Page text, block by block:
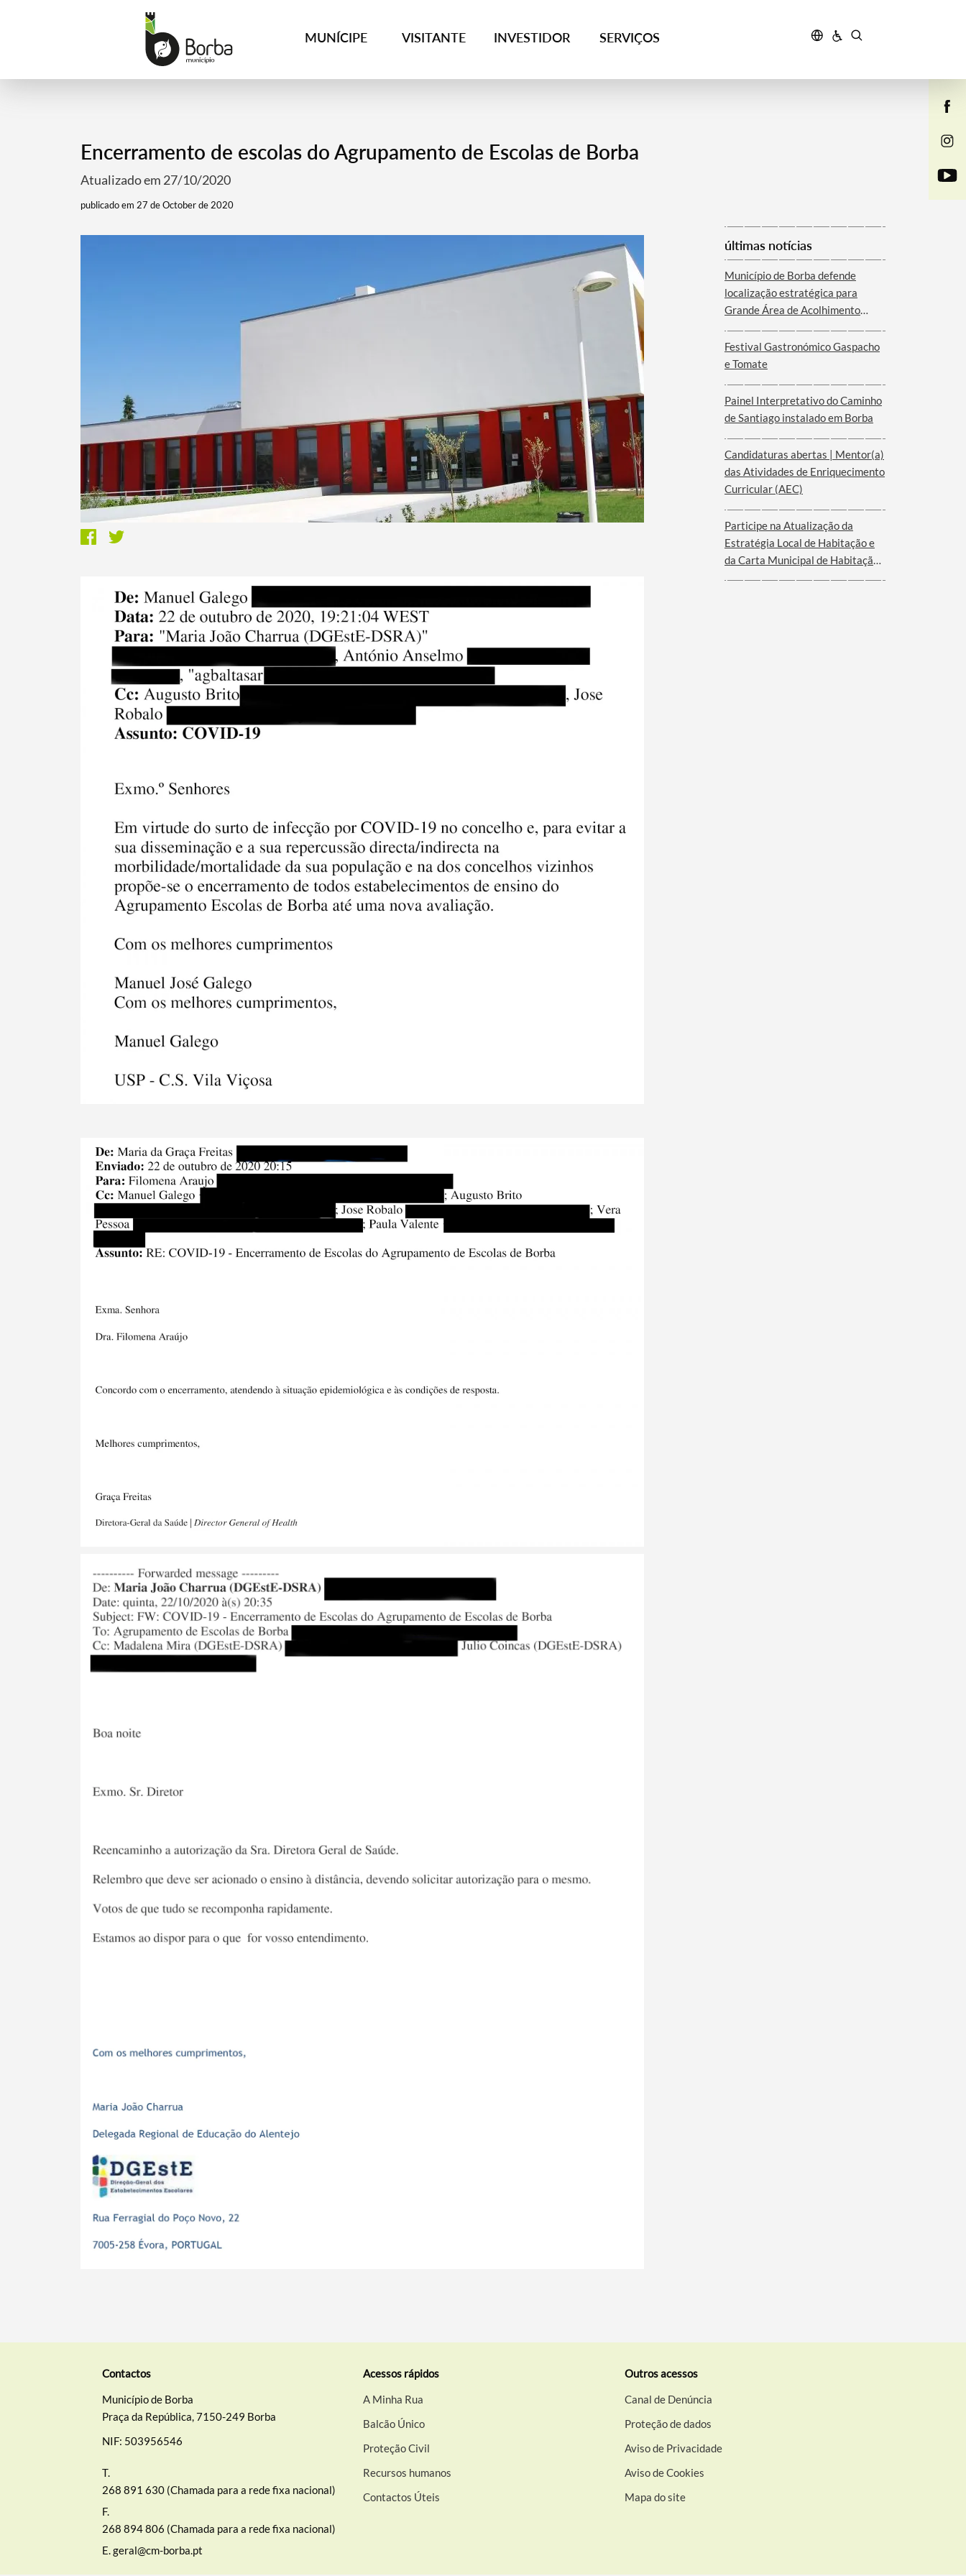
MUNÍCIPE VISITANTE INVESTIDOR SERVIÇOS
Filtros
Encerramento de escolas do Agrupamento de Escolas de Borba
Atualizado em 27/10/2020
publicado em 27 de October de 2020
últimas notícias
Município de Borba defende
localização estratégica para
Grande Área de Acolhimento
Festival Gastronómico Gaspacho
e Tomate
Painel Interpretativo do Caminho
de Santiago instalado em Borba
Candidaturas abertas | Mentor(a)
das Atividades de Enriquecimento
Curricular (AEC)
Participe na Atualização da
Estratégia Local de Habitação e
da Carta Municipal de Habitação
de Borba
Contactos
Município de Borba
Praça da República, 7150-249 Borba
NIF: 503956546
T.
268 891 630 (Chamada para a rede fixa nacional)
F.
268 894 806 (Chamada para a rede fixa nacional)
E.geral@cm-borba.pt
Acessos rápidos
A Minha Rua
Balcão Único
Proteção Civil
Recursos humanos
Contactos Úteis
Outros acessos
Canal de Denúncia
Proteção de dados
Aviso de Privacidade
Aviso de Cookies
Mapa do site